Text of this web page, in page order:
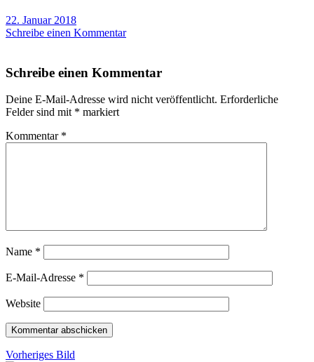
22. Januar 2018
Schreibe einen Kommentar
Schreibe einen Kommentar
Deine E-Mail-Adresse wird nicht veröffentlicht. Erforderliche
Felder sind mit * markiert
Kommentar *
Name *
E-Mail-Adresse *
Website
Vorheriges Bild